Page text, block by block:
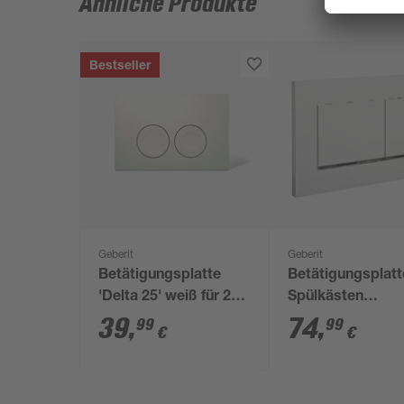
Bestseller
Geberit
Betätigungsplatte
'Delta 25' weiß für 2-
Mengen-Spülung
39,99 €
Geberit
Spülkästen
"Sigma30" weiß
74,99 €